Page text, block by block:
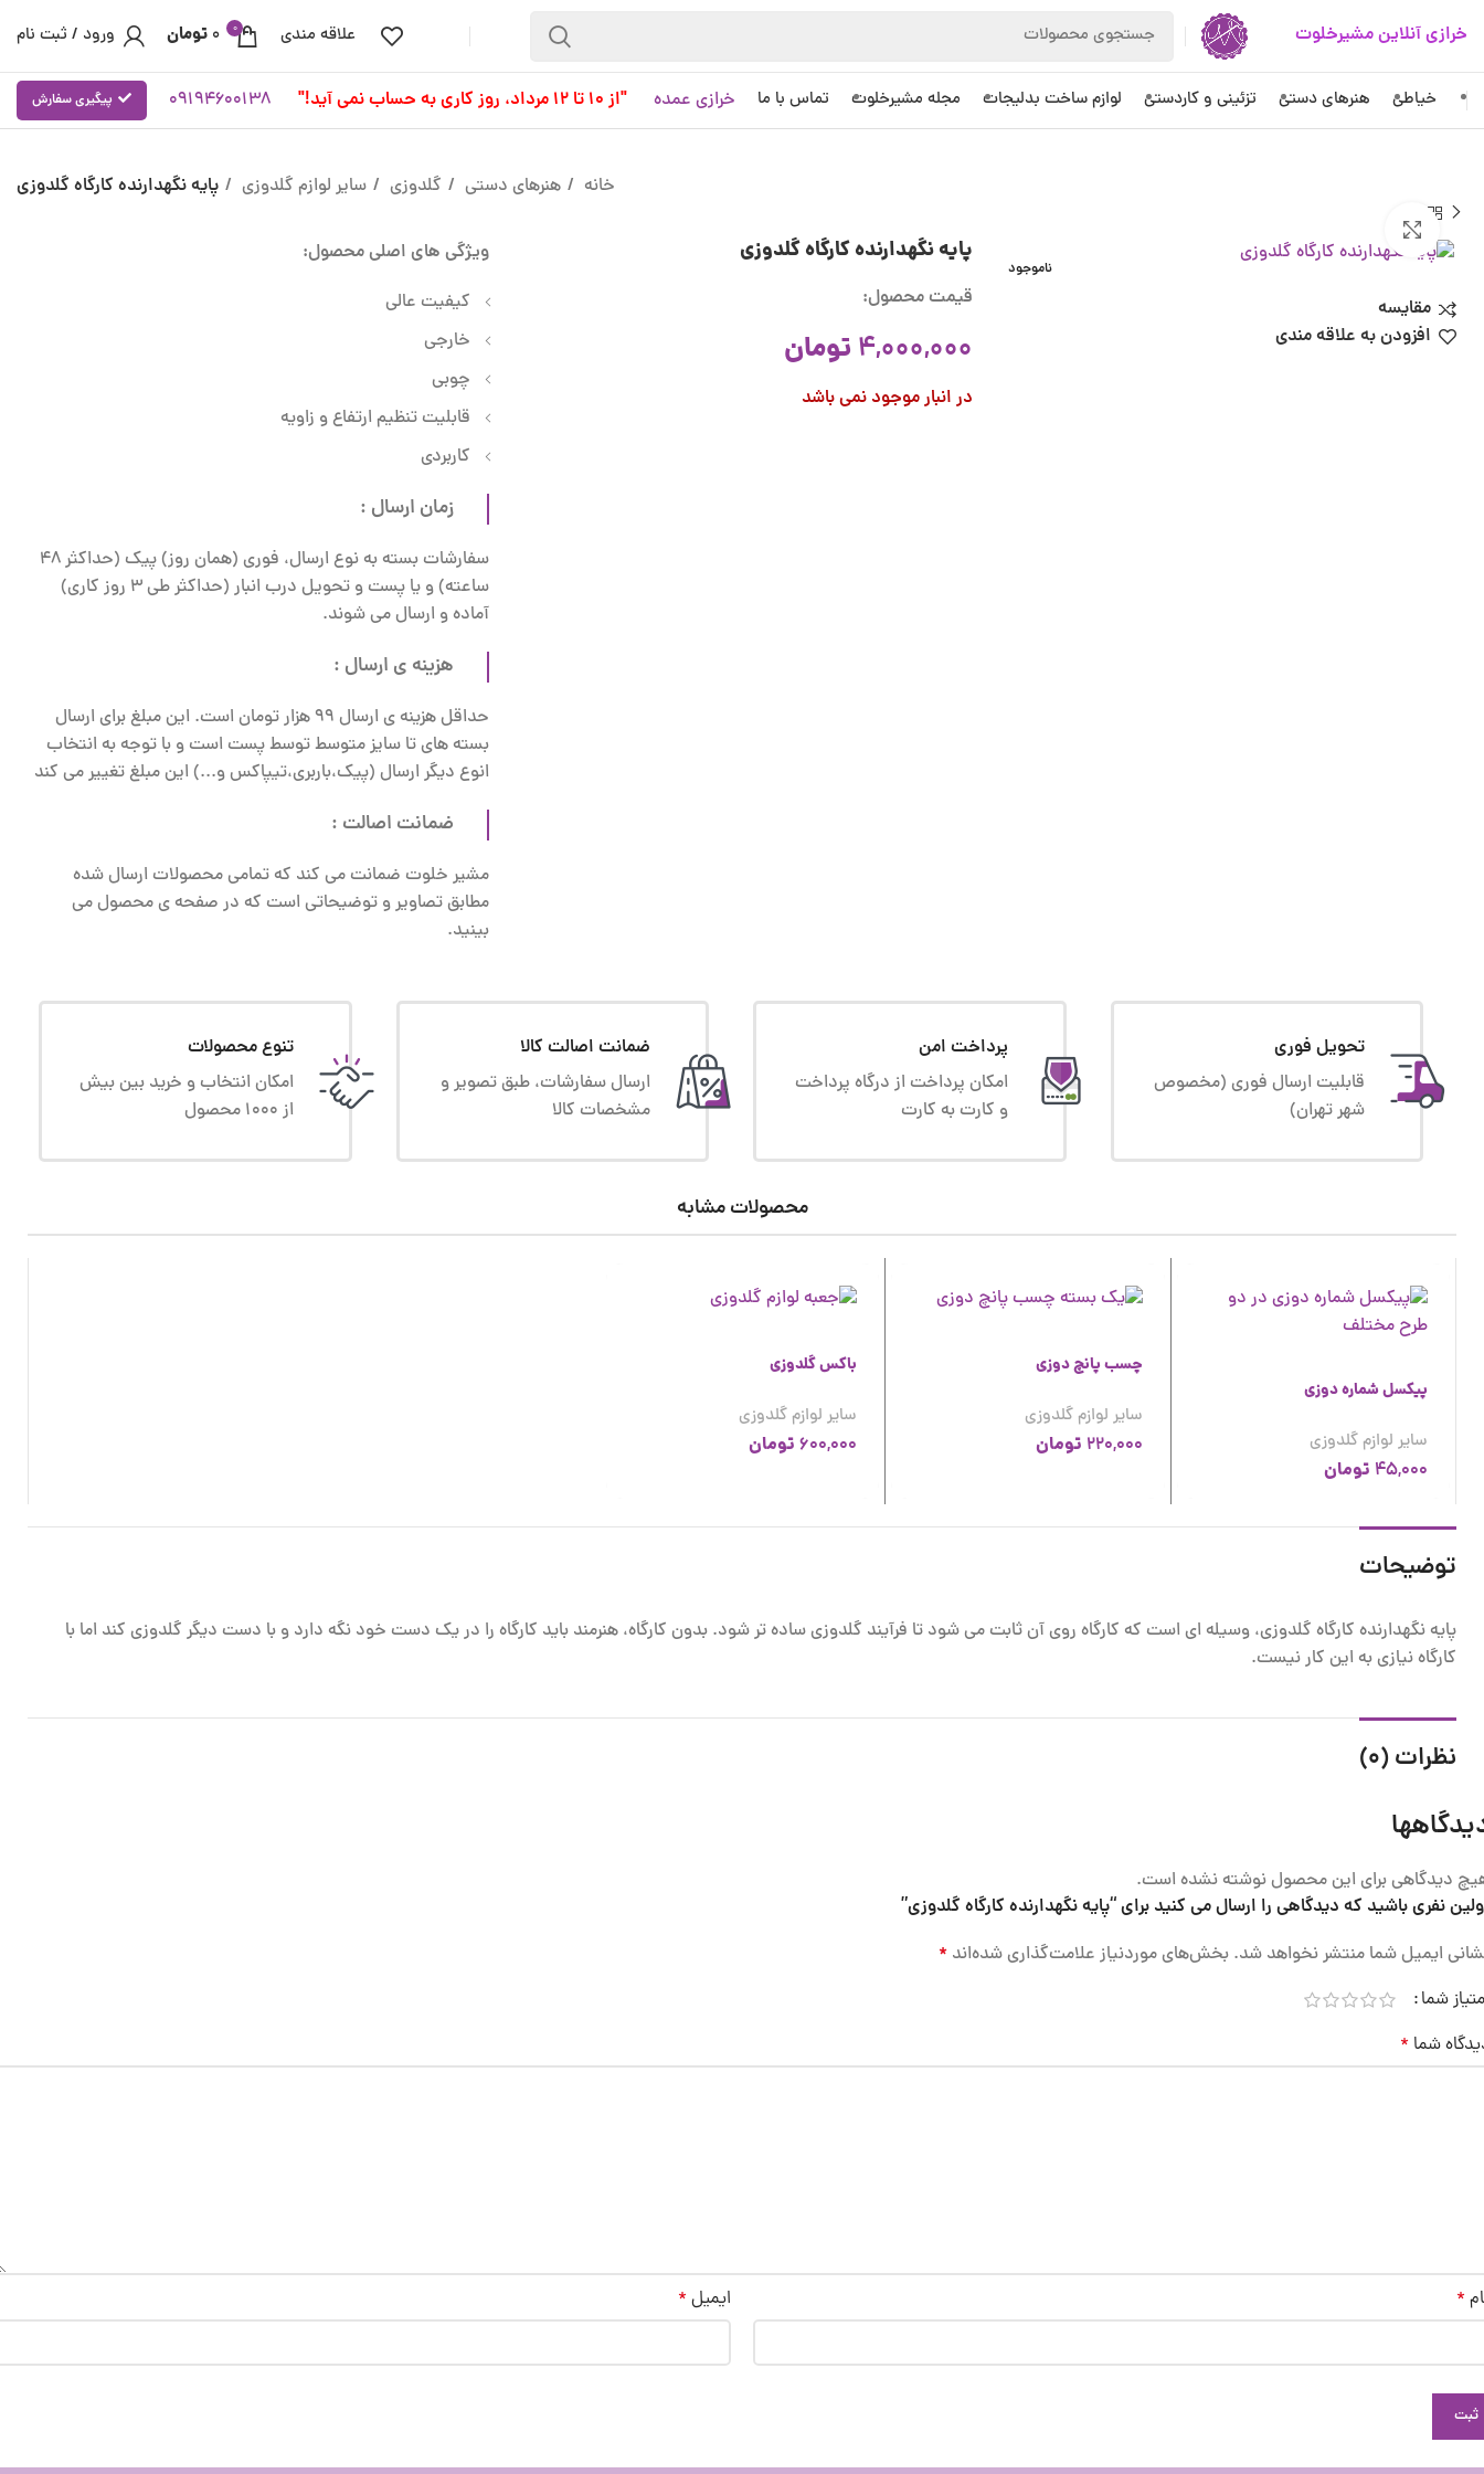
خرازی آنلاین مشیرخلوت علاقه مندی 0
0 تومان ورود / ثبت نام
خیاطی هنرهای دستی تزئینی و کاردستی لوازم ساخت بدلیجات مجله مشیرخلوت تماس با ما خرازی عمده "از 10 تا 12 مرداد، روز کاری به حساب نمی آید!" 09194600138 پیگیری سفارش
خانه هنرهای دستی گلدوزی سایر لوازم گلدوزی پایه نگهدارنده کارگاه گلدوزی
ناموجود
مقایسه
افزودن به علاقه مندی
پایه نگهدارنده کارگاه گلدوزی
قیمت محصول:
4,000,000 تومان
در انبار موجود نمی باشد
ویژگی های اصلی محصول:
کیفیت عالی
خارجی
چوبی
قابلیت تنظیم ارتفاع و زاویه
کاربردی
زمان ارسال :
سفارشات بسته به نوع ارسال، فوری (همان روز) پیک (حداکثر 48
ساعته) و یا پست و تحویل درب انبار (حداکثر طی 3 روز کاری)
آماده و ارسال می شوند.
هزینه ی ارسال :
حداقل هزینه ی ارسال 99 هزار تومان است. این مبلغ برای ارسال
بسته های تا سایز متوسط توسط پست است و با توجه به انتخاب
انوع دیگر ارسال (پیک،باربری،تیپاکس و...) این مبلغ تغییر می کند
ضمانت اصالت :
مشیر خلوت ضمانت می کند که تمامی محصولات ارسال شده
مطابق تصاویر و توضیحاتی است که در صفحه ی محصول می
بینید.
تحویل فوری
قابلیت ارسال فوری (مخصوص
شهر تهران)
پرداخت امن
امکان پرداخت از درگاه پرداخت
و کارت به کارت
ضمانت اصالت کالا
ارسال سفارشات، طبق تصویر و
مشخصات کالا
تنوع محصولات
امکان انتخاب و خرید بین بیش
از 1000 محصول
محصولات مشابه
پیکسل شماره دوزی
سایر لوازم گلدوزی
45,000 تومان
چسب پانچ دوزی
سایر لوازم گلدوزی
220,000 تومان
باکس گلدوزی
سایر لوازم گلدوزی
600,000 تومان
توضیحات
پایه نگهدارنده کارگاه گلدوزی، وسیله ای است که کارگاه روی آن ثابت می شود تا فرآیند گلدوزی ساده تر شود. بدون کارگاه، هنرمند باید کارگاه را در یک دست خود نگه دارد و با دست دیگر گلدوزی کند اما با
کارگاه نیازی به این کار نیست.
نظرات (0)
دیدگاهی برای این محصول نوشته نشده است.
نفری باشید که دیدگاهی را ارسال می کنید برای “پایه نگهدارنده کارگاه گلدوزی”
ایمیل شما منتشر نخواهد شد. بخش‌های موردنیاز علامت‌گذاری شده‌اند *
شما
شما *
* ایمیل *